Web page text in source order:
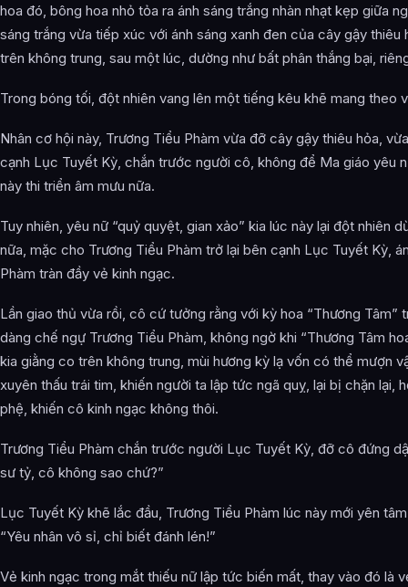
hoa đó, bông hoa nhỏ tỏa ra ánh sáng trắng nhàn nhạt kẹp giữa
sáng trắng vừa tiếp xúc với ánh sáng xanh đen của cây gậy thiêu
trên không trung, sau một lúc, dường như bất phân thắng bại,
Trong bóng tối, đột nhiên vang lên một tiếng kêu khẽ mang theo
Nhân cơ hội này, Trương Tiểu Phàm vừa đỡ cây gậy thiêu hỏa,
cạnh Lục Tuyết Kỳ, chắn trước người cô, không để Ma giáo yêu
này thi triển âm mưu nữa.
Tuy nhiên, yêu nữ “quỷ quyệt, gian xảo” kia lúc này lại đột nhiên
nữa, mặc cho Trương Tiểu Phàm trở lại bên cạnh Lục Tuyết Kỳ,
Phàm tràn đầy vẻ kinh ngạc.
Lần giao thủ vừa rồi, cô cứ tưởng rằng với kỳ hoa “Thương Tâm”
dàng chế ngự Trương Tiểu Phàm, không ngờ khi “Thương Tâm
kia giằng co trên không trung, mùi hương kỳ lạ vốn có thể mượn
xuyên thấu trái tim, khiến người ta lập tức ngã quỵ, lại bị chặn lại,
phệ, khiến cô kinh ngạc không thôi.
Trương Tiểu Phàm chắn trước người Lục Tuyết Kỳ, đỡ cô đứng
sư tỷ, cô không sao chứ?”
Lục Tuyết Kỳ khẽ lắc đầu, Trương Tiểu Phàm lúc này mới yên
“Yêu nhân vô sỉ, chỉ biết đánh lén!”
Vẻ kinh ngạc trong mắt thiếu nữ lập tức biến mất, thay vào đó là